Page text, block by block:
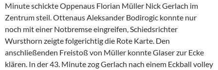
Minute schickte Oppenaus Florian Müller Nick Gerlach im
Zentrum steil. Ottenaus Aleksander Bodirogic konnte nur
noch mit einer Notbremse eingreifen, Schiedsrichter
Wursthorn zeigte folgerichtig die Rote Karte. Den
anschließenden Freistoß von Müller konnte Glaser zur Ecke
klären. In der 43. Minute zog Gerlach nach einem Eckball volley